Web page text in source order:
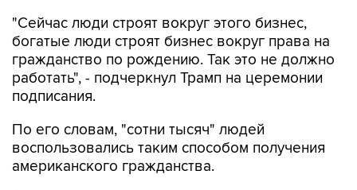
"Сейчас люди строят вокруг этого бизнес,
богатые люди строят бизнес вокруг права на
гражданство по рождению. Так это не должно
работать", - подчеркнул Трамп на церемонии
подписания.
По его словам, "сотни тысяч" людей
воспользовались таким способом получения
американского гражданства.